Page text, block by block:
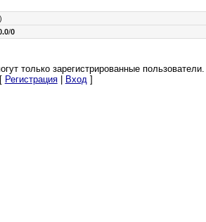
/0
только зарегистрированные пользователи.
[ Регистрация| Вход]